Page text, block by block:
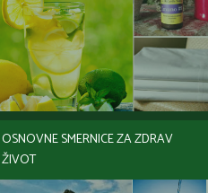
OSNOVNE SMERNICE ZA ZDRAV
ŽIVOT